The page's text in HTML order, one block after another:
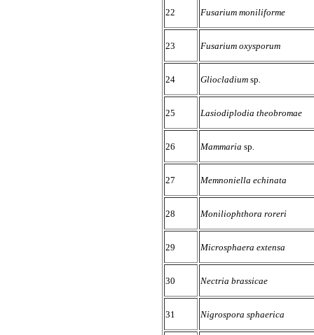
22 Fusarium moniliforme
23 Fusarium oxysporum
24 Gliocladium sp
25 Lasiodiplodia theobromae
26 Mammaria sp
27 Memnoniella echinata
28 Moniliophthora roreri
29 Microsphaera extensa
30 Nectria brassicae
31 Nigrospora sphaerica